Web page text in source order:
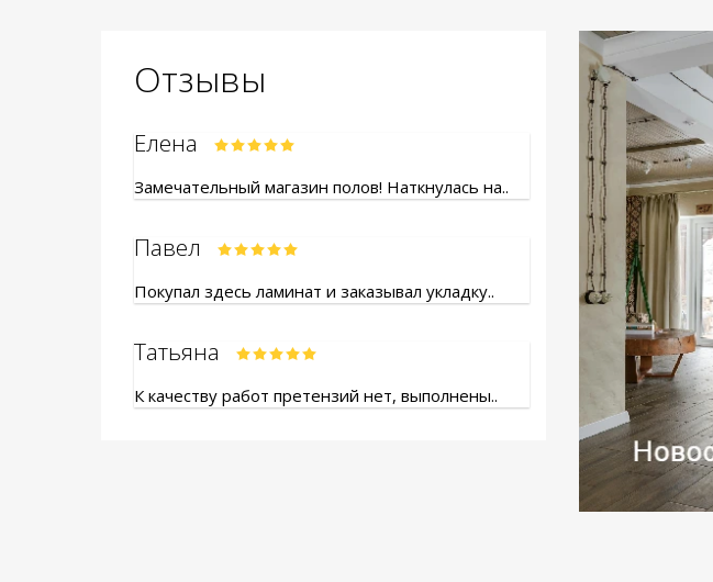
Отзывы
Елена
Замечательный магазин полов! Наткнулась на..
Павел
Покупал здесь ламинат и заказывал укладку..
Татьяна
К качеству работ претензий нет, выполнены..